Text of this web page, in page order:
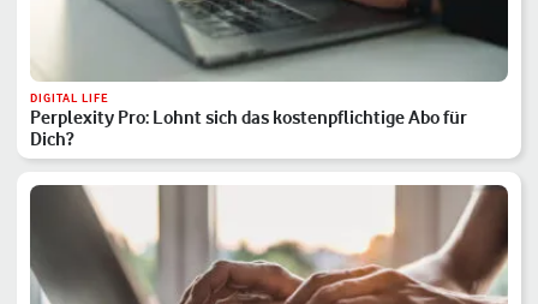
DIGITAL LIFE
Perplexity Pro: Lohnt sich das kostenpflichtige Abo für
Dich?